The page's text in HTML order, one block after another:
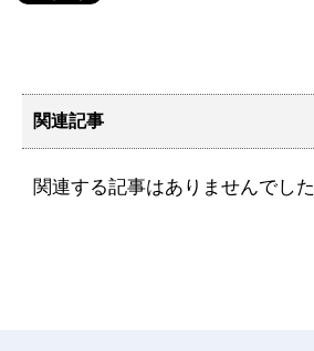
関連記事
関連する記事はありませんでした